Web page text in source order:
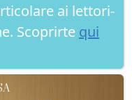
ai lettori-
Scoprirte qui